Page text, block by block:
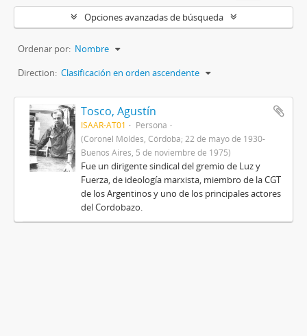
Opciones avanzadas de búsqueda
Ordenar por: Nombre
Direction: Clasificación en orden ascendente
Tosco, Agustín
ISAAR-AT01
Persona
(Coronel Moldes, Córdoba; 22 de mayo de 1930-
Buenos Aires, 5 de noviembre de 1975)
Fue un dirigente sindical del gremio de Luz y
Fuerza, de ideología marxista, miembro de la CGT
de los Argentinos y uno de los principales actores
del Cordobazo.